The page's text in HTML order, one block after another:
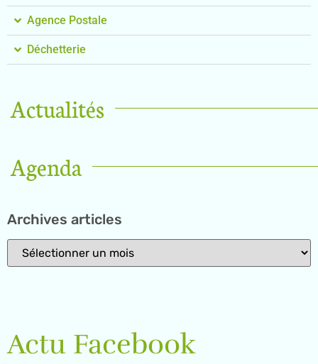
Agence Postale
Déchetterie
Actualités
Agenda
Archives articles
Actu Facebook